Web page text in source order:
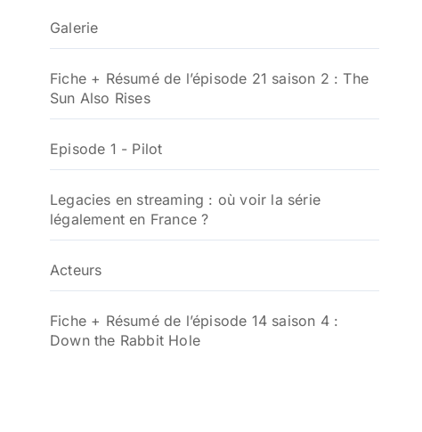
Galerie
Fiche + Résumé de l’épisode 21 saison 2 : The
Sun Also Rises
Episode 1 - Pilot
Legacies en streaming : où voir la série
légalement en France ?
Acteurs
Fiche + Résumé de l’épisode 14 saison 4 :
Down the Rabbit Hole